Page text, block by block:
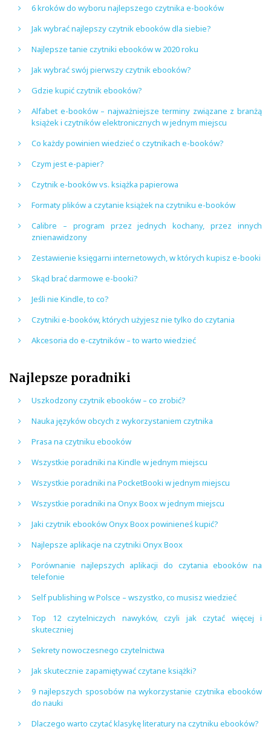
6 kroków do wyboru najlepszego czytnika e-booków
Jak wybrać najlepszy czytnik ebooków dla siebie?
Najlepsze tanie czytniki ebooków w 2020 roku
Jak wybrać swój pierwszy czytnik ebooków?
Gdzie kupić czytnik ebooków?
Alfabet e-booków – najważniejsze terminy związane z branżą
książek i czytników elektronicznych w jednym miejscu
Co każdy powinien wiedzieć o czytnikach e-booków?
Czym jest e-papier?
Czytnik e-booków vs. książka papierowa
Formaty plików a czytanie książek na czytniku e-booków
Calibre – program przez jednych kochany, przez innych
znienawidzony
Zestawienie księgarni internetowych, w których kupisz e-booki
Skąd brać darmowe e-booki?
Jeśli nie Kindle, to co?
Czytniki e-booków, których użyjesz nie tylko do czytania
Akcesoria do e-czytników – to warto wiedzieć
Najlepsze poradniki
Uszkodzony czytnik ebooków – co zrobić?
Nauka języków obcych z wykorzystaniem czytnika
Prasa na czytniku ebooków
Wszystkie poradniki na Kindle w jednym miejscu
Wszystkie poradniki na PocketBooki w jednym miejscu
Wszystkie poradniki na Onyx Boox w jednym miejscu
Jaki czytnik ebooków Onyx Boox powinieneś kupić?
Najlepsze aplikacje na czytniki Onyx Boox
Porównanie najlepszych aplikacji do czytania ebooków na
telefonie
Self publishing w Polsce – wszystko, co musisz wiedzieć
Top 12 czytelniczych nawyków, czyli jak czytać więcej i
skuteczniej
Sekrety nowoczesnego czytelnictwa
Jak skutecznie zapamiętywać czytane książki?
9 najlepszych sposobów na wykorzystanie czytnika ebooków
do nauki
Dlaczego warto czytać klasykę literatury na czytniku ebooków?